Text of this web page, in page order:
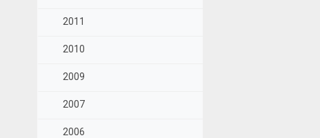
2011
2010
2009
2007
2006